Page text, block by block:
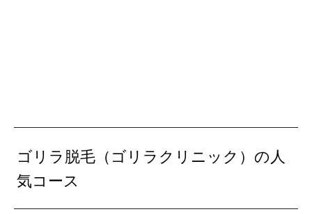
ゴリラ脱毛（ゴリラクリニック）の人
気コース